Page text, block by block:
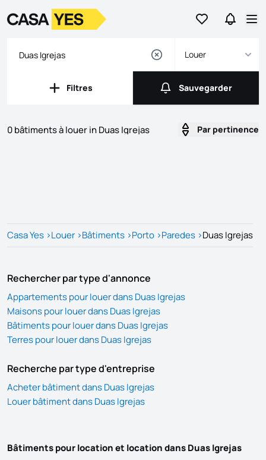
Aller auxAller
LogoAller à la page d’accueil
Louer
Filtres
Filtres Sauvegarder
Sauvegarder
0 bâtiments à louer in Duas Igrejas Par pertinence
Casa Yes >Louer >Bâtiments >Porto >Paredes >Duas Igrejas
Rechercher par type d'annonce
Appartements pour louer dans Duas Igrejas
Maisons pour louer dans Duas Igrejas
Bâtiments pour louer dans Duas Igrejas
Terres pour louer dans Duas Igrejas
Recherche par type d'entreprise
Acheter bâtiment dans Duas Igrejas
Louer bâtiment dans Duas Igrejas
Bâtiments pour location et location dans Duas Igrejas